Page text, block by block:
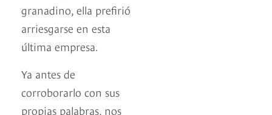
granadino, ella prefirió
arriesgarse en esta
última empresa.
Ya antes de
corroborarlo con sus
propias palabras, nos